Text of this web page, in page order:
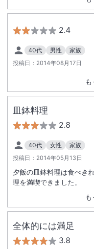
2.4
40代 男性
家族
投稿日： 2014年08月17日
も
皿鉢料理
2.8
40代 女性
家族
投稿日： 2014年05月13日
も
夕飯の皿鉢料理は食べき
理を満喫できました。
全体的には満足
3.8